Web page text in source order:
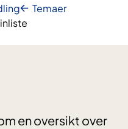
Temaer
en oversikt over